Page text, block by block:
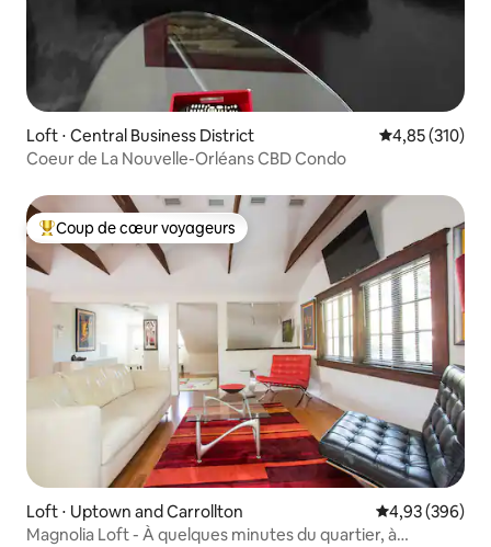
Loft ⋅ Central Business District Évaluation
4,85 (310)
Coeur de La Nouvelle-Orléans CBD Condo
Coups de cœur voyageurs les plus appréciés
Coup de cœur voyageurs
Loft ⋅ Uptown and Carrollton Évaluation
4,93 (396)
Magnolia Loft - À quelques minutes du quartier, à